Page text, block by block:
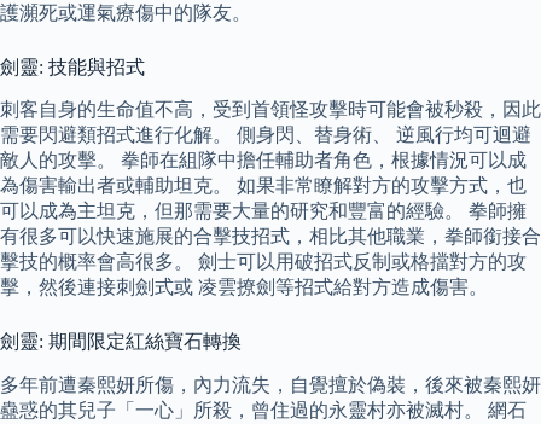
護瀕死或運氣療傷中的隊友。
劍靈: 技能與招式
刺客自身的生命值不高，受到首領怪攻擊時可能會被秒殺，因此
需要閃避類招式進行化解。 側身閃、替身術、 逆風行均可迴避
敵人的攻擊。 拳師在組隊中擔任輔助者角色，根據情況可以成
為傷害輸出者或輔助坦克。 如果非常瞭解對方的攻擊方式，也
可以成為主坦克，但那需要大量的研究和豐富的經驗。 拳師擁
有很多可以快速施展的合擊技招式，相比其他職業，拳師銜接合
擊技的概率會高很多。 劍士可以用破招式反制或格擋對方的攻
擊，然後連接刺劍式或 凌雲撩劍等招式給對方造成傷害。
劍靈: 期間限定紅絲寶石轉換
多年前遭秦熙妍所傷，內力流失，自覺擅於偽裝，後來被秦熙妍
蠱惑的其兒子「一心」所殺，曾住過的永靈村亦被滅村。 網石